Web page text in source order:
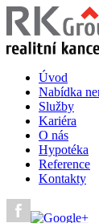
Úvod
Nabídka
Služby
Kariéra
O nás
Hypotéka
Reference
Kontakty